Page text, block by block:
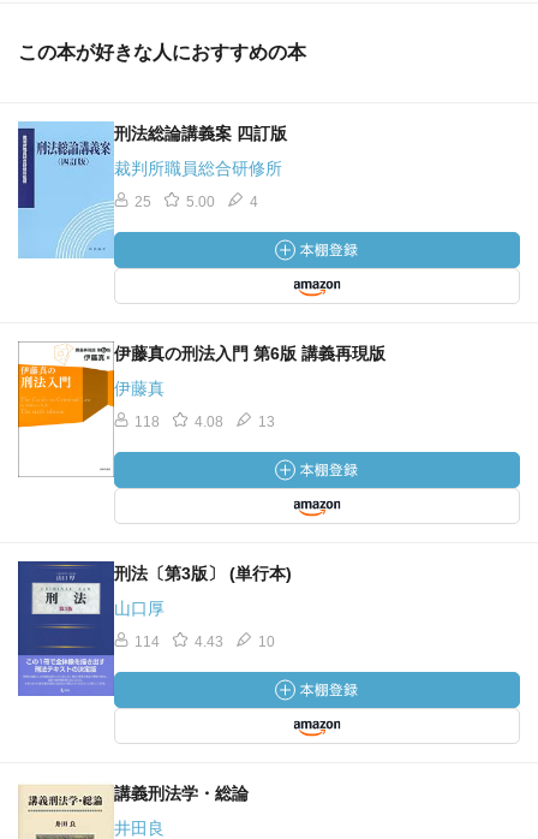
この本が好きな人におすすめの本
刑法総論講義案 四訂版
裁判所職員総合研修所
25 5.00 4
伊藤真の刑法入門 第6版 講義再現版
伊藤真
118 4.08 13
刑法〔第3版〕 (単行本)
山口厚
114 4.43 10
講義刑法学・総論
井田良